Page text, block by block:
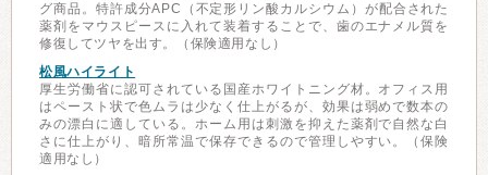
グ商品。特許成分APC（不定形リン酸カルシウム）が配合された
薬剤をマウスピースに入れて装着することで、歯のエナメル質を
修復してツヤを出す。（保険適用なし）
松風ハイライト
厚生労働省に認可されている国産ホワイトニング材。オフィス用
はペースト状で色ムラは少なく仕上がるが、効果は弱めで数本の
みの漂白に適している。ホーム用は刺激を抑えた薬剤で自然な白
さに仕上がり、暗所常温で保存できるので管理しやすい。（保険
適用なし）